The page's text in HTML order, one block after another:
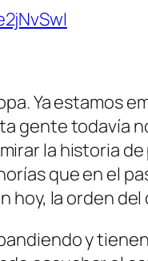
Ya estamos
gente todavía
la historia
que en el
hoy, la orden del
y